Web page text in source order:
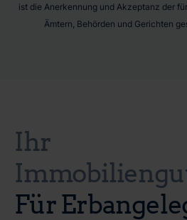
ist die Anerkennung und Akzeptanz der
Ämtern, Behörden und Gerichten
Ihr
Für